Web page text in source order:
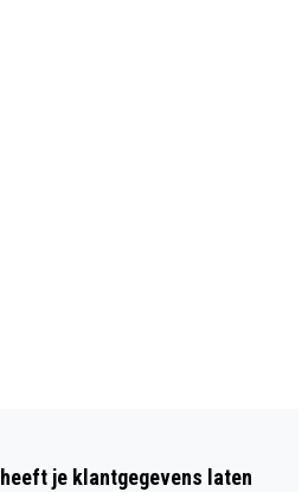
je klantgegevens laten